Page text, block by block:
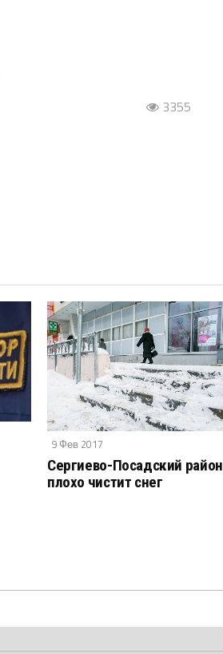
3355
9 Фев 2017
Сергиево-Посадский район
плохо чистит снег